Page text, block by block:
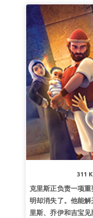
311
克里斯正负责一项
明却消失了。他能
里斯、乔伊和吉宝